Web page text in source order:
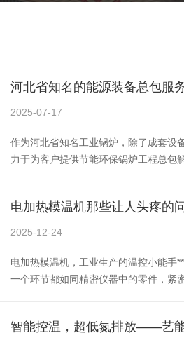
河北省知名的能源装备总包服
2025-07-17
作为河北省知名工业锅炉，除了成套设
力于为客户提供节能环保锅炉工程总包
咨询服务包括：客户项目沟通调研、总
价概算、风险评估以及售后跟踪咨询。
电加热模温机那些让人头疼的
2025-12-24
电加热模温机，工业生产的温控小能手
一个环节都如同精密仪器中的零件，紧
机，它们在高温高压下被塑造成各种形
智能控温，超低氮排放——艺